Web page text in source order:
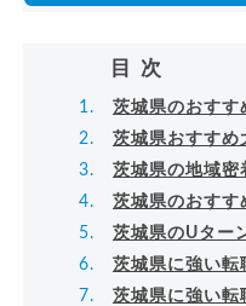
目次
茨城県のおすす
茨城県おすすめ
茨城県の地域密
茨城県のおすす
茨城県のUター
茨城県に強い転
茨城県に強い転